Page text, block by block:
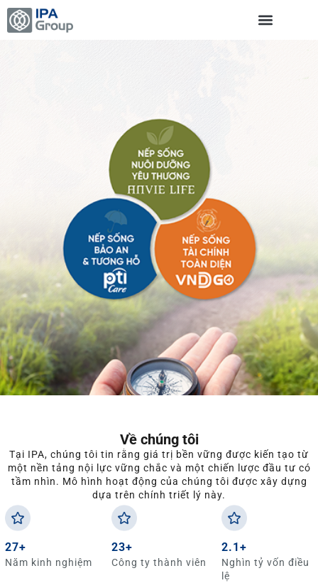
Về chúng tôi
Tại IPA, chúng tôi tin rằng giá trị bền vững được kiến tạo từ
một nền tảng nội lực vững chắc và một chiến lược đầu tư có
tầm nhìn. Mô hình hoạt động của chúng tôi được xây dựng
dựa trên chính triết lý này.
27+
Năm kinh nghiệm
23+
Công ty thành viên
2.1+
Nghìn tỷ vốn điều
lệ